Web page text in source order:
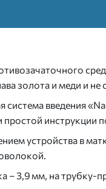
золота и меди и
система введения
инструкции
устройства в
3,9 мм, на трубку-